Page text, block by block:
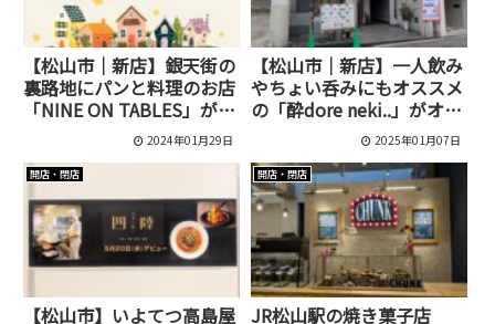
【松山市｜新店】銀天街の
裏路地にパンと料理のお店
「NINE ON TABLES」がオ
2024年01月29日
【松山市｜新店】一人飲み
やちょい呑みにもオススメ
の「酔dore neki..」がオー
2025年01月07日
開店・閉店
【松山市】いよてつ高島屋
開店・閉店
JR松山駅の焼き菓子店